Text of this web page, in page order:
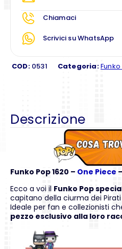
Chiamaci
Scrivici su WhatsApp
COD: 0531 Categoria:
Descrizione
Funko Pop 1620 – One Piece
Ecco a voi il Funko Pop
capitano della ciurma dei
Ideale per fan e collezionisti
pezzo esclusivo alla loro